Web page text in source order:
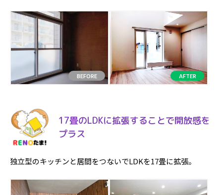
17畳のLDKに拡張することで開放感を
プラス
独立型のキッチンと居間をつないでLDKを17畳に拡張。